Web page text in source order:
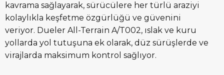
kavrama sağlayarak, sürücülere her türlü araziyi
kolaylıkla keşfetme özgürlüğü ve güvenini
veriyor. Dueler All-Terrain A/T002, ıslak ve kuru
yollarda yol tutuşuna ek olarak, düz sürüşlerde ve
virajlarda maksimum kontrol sağlıyor.